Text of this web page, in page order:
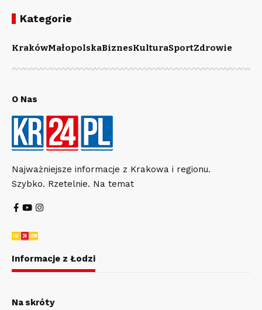
Kategorie
KrakówMałopolskaBiznesKulturaSportZdrowie
O Nas
Najważniejsze informacje z Krakowa i regionu.
Szybko. Rzetelnie. Na temat
Informacje z Łodzi
Na skróty